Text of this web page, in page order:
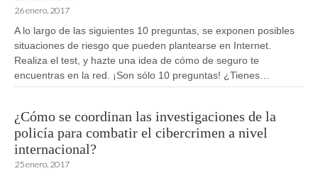
26 enero, 2017
A lo largo de las siguientes 10 preguntas, se exponen posibles
situaciones de riesgo que pueden plantearse en Internet.
Realiza el test, y hazte una idea de cómo de seguro te
encuentras en la red. ¡Son sólo 10 preguntas! ¿Tienes…
¿Cómo se coordinan las investigaciones de la
policía para combatir el cibercrimen a nivel
internacional?
25 enero, 2017